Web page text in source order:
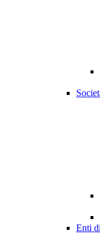
Enti